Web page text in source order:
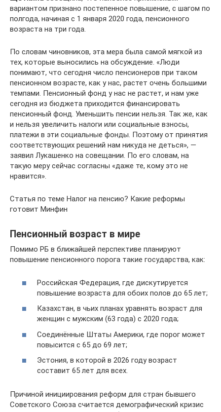
вариантом признано постепенное повышение, с шагом по
полгода, начиная с 1 января 2020 года, пенсионного
возраста на три года.
По словам чиновников, эта мера была самой мягкой из
тех, которые выносились на обсуждение. «Люди
понимают, что сегодня число пенсионеров при таком
пенсионном возрасте, как у нас, растет очень большими
темпами. Пенсионный фонд у нас не растет, и нам уже
сегодня из бюджета приходится финансировать
пенсионный фонд. Уменьшить пенсии нельзя. Так же, как
и нельзя увеличить налоги или социальные взносы,
платежи в эти социальные фонды. Поэтому от принятия
соответствующих решений нам никуда не деться», —
заявил Лукашенко на совещании. По его словам, на
такую меру сейчас согласны «даже те, кому это не
нравится».
Статья по теме Налог на пенсию? Какие реформы
готовит Минфин
Пенсионный возраст в мире
Помимо РБ в ближайшей перспективе планируют
повышение пенсионного порога такие государства, как:
Российская Федерация, где дискутируется
повышение возраста для обоих полов до 65 лет;
Казахстан, в чьих планах уравнять возраст для
женщин с мужским (63 года) с 2020 года;
Соединённые Штаты Америки, где порог может
повысится с 65 до 69 лет;
Эстония, в которой в 2026 году возраст
составит 65 лет для всех.
Причиной инициирования реформ для стран бывшего
Советского Союза считается демографический кризис